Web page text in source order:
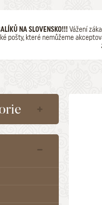
NA SLOVENSKO!!! Vážení
pošty, které nemůžeme